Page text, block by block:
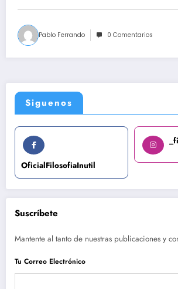
Pablo Ferrando 0 Comentarios
Siguenos
OficialFilosofiaInutil
Suscríbete
Mantente al tanto de nuestras publicaciones y
Tu Correo Electrónico